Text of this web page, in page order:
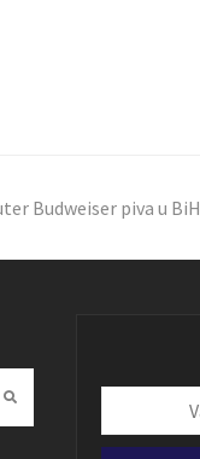
Budweiser piva u BiH
Submit
email